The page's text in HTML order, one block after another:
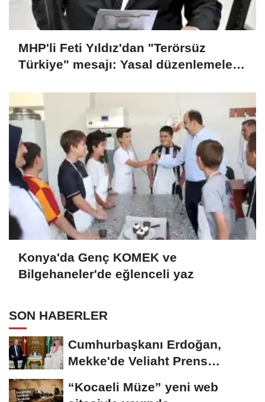
MHP'li Feti Yıldız'dan "Terörsüz
Türkiye" mesajı: Yasal düzenlemeler
Konya'da Genç KOMEK ve
Bilgehaneler'de eğlenceli yaz
SON HABERLER
Cumhurbaşkanı Erdoğan,
Mekke'de Veliaht Prens
“Kocaeli Müze” yeni web